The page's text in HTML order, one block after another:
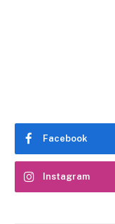
Facebook
Instagram